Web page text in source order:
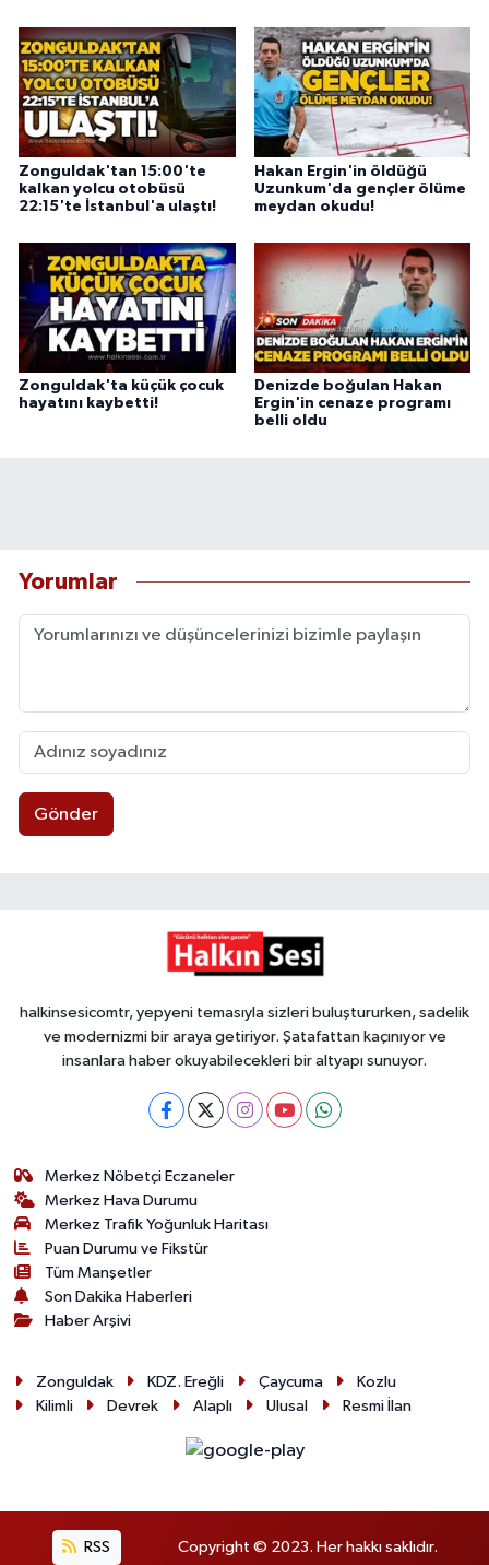
Zonguldak'tan 15:00'te
kalkan yolcu otobüsü
22:15'te İstanbul'a ulaştı!
Hakan Ergin'in öldüğü
Uzunkum'da gençler ölüme
meydan okudu!
Zonguldak'ta küçük çocuk
hayatını kaybetti!
Denizde boğulan Hakan
Ergin'in cenaze programı
belli oldu
Yorumlar
Gönder
halkinsesicomtr, yepyeni temasıyla sizleri buluştururken, sadelik
ve modernizmi bir araya getiriyor. Şatafattan kaçınıyor ve
insanlara haber okuyabilecekleri bir altyapı sunuyor.
Merkez Nöbetçi Eczaneler
Merkez Hava Durumu
Merkez Trafik Yoğunluk Haritası
Puan Durumu ve Fikstür
Tüm Manşetler
Son Dakika Haberleri
Haber Arşivi
Zonguldak KDZ. Ereğli Çaycuma
Kozlu
Kilimli
Devrek Alaplı Ulusal Resmi İlan
RSS Copyright © 2023. Her hakkı saklıdır.